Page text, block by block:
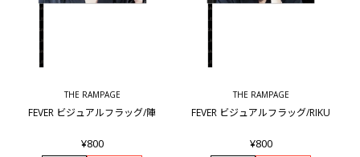
THE RAMPAGE
FEVER ビジュアルフラッグ/陣
¥800
THE RAMPAGE
FEVER ビジュアルフラッグ/RIKU
¥800